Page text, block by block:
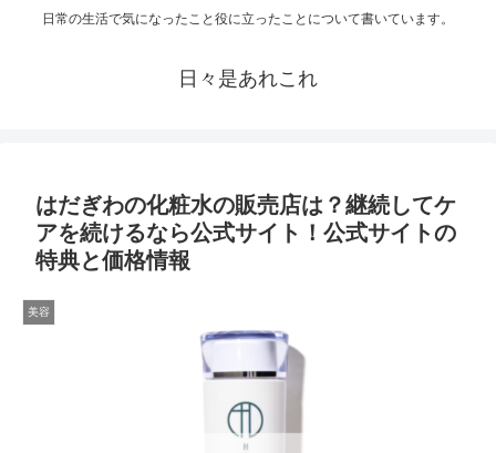
日常の生活で気になったこと役に立ったことについて書いています。
日々是あれこれ
はだぎわの化粧水の販売店は？継続してケ
アを続けるなら公式サイト！公式サイトの
特典と価格情報
美容